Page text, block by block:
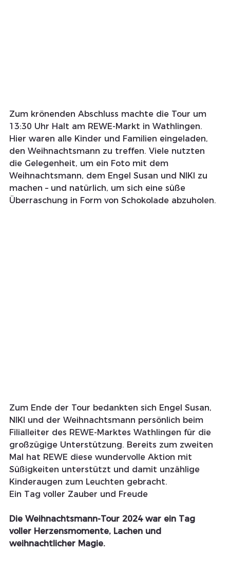
Zum krönenden Abschluss machte die Tour um
13:30 Uhr Halt am REWE-Markt in Wathlingen.
Hier waren alle Kinder und Familien eingeladen,
den Weihnachtsmann zu treffen. Viele nutzten
die Gelegenheit, um ein Foto mit dem
Weihnachtsmann, dem Engel Susan und NIKI zu
machen – und natürlich, um sich eine süße
Überraschung in Form von Schokolade abzuholen.
Zum Ende der Tour bedankten sich Engel Susan,
NIKI und der Weihnachtsmann persönlich beim
Filialleiter des REWE-Marktes Wathlingen für die
großzügige Unterstützung. Bereits zum zweiten
Mal hat REWE diese wundervolle Aktion mit
Süßigkeiten unterstützt und damit unzählige
Kinderaugen zum Leuchten gebracht.
Ein Tag voller Zauber und Freude
Die Weihnachtsmann-Tour 2024 war ein Tag
voller Herzensmomente, Lachen und
weihnachtlicher Magie.